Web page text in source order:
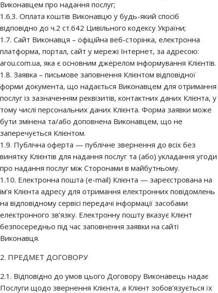
Виконавцем про надання послуг;
1.6.3. Оплата коштів Виконавцю у будь-який спосіб
відповідно до ч.2 ст.642 Цивільного кодексу України;
1.7. Сайт Виконавця – офіційна веб-сторінка, електронна
платформа, портал, сайт у мережі Інтернет, за адресою:
arou.com.ua, яка є основним джерелом інформування Клієнтів.
1.8. Заявка – письмове заповнення Клієнтом відповідної
форми документа, що надається Виконавцем для отримання
послуг із зазначенням реквізитів, контактних даних Клієнта, у
тому числі персональних даних Клієнта. Форма заявки може
бути змінена та/або доповнена Виконавцем, що не
заперечується Клієнтом.
1.9. Публічна оферта — публічне звернення до всіх без
винятку Клієнтів для надання послуг та (або) укладання угоди
про надання послуг між Сторонами в майбутньому.
1.10. Електронна пошта (e-mail) Клієнта — зареєстрована на
ім’я Клієнта адресу для отримання електронних повідомлень
на відповідному сервісі передачі інформації засобами
електронного зв’язку. Електронну пошту вказує Клієнт
безпосередньо під час заповнення заявки на сайті
Виконавця.
2. ПРЕДМЕТ ДОГОВОРУ
2.1. Відповідно до умов цього Договору Виконавець надає
Послуги щодо звернення Клієнта, а Клієнт зобов’язується їх